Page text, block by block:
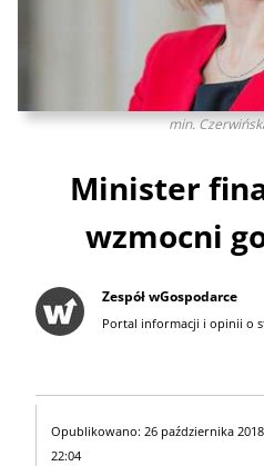
min.
Minister
wzmocni
Zespół wGospodarce
Portal informacji i opinii o
Opublikowano: 26 października
22:04